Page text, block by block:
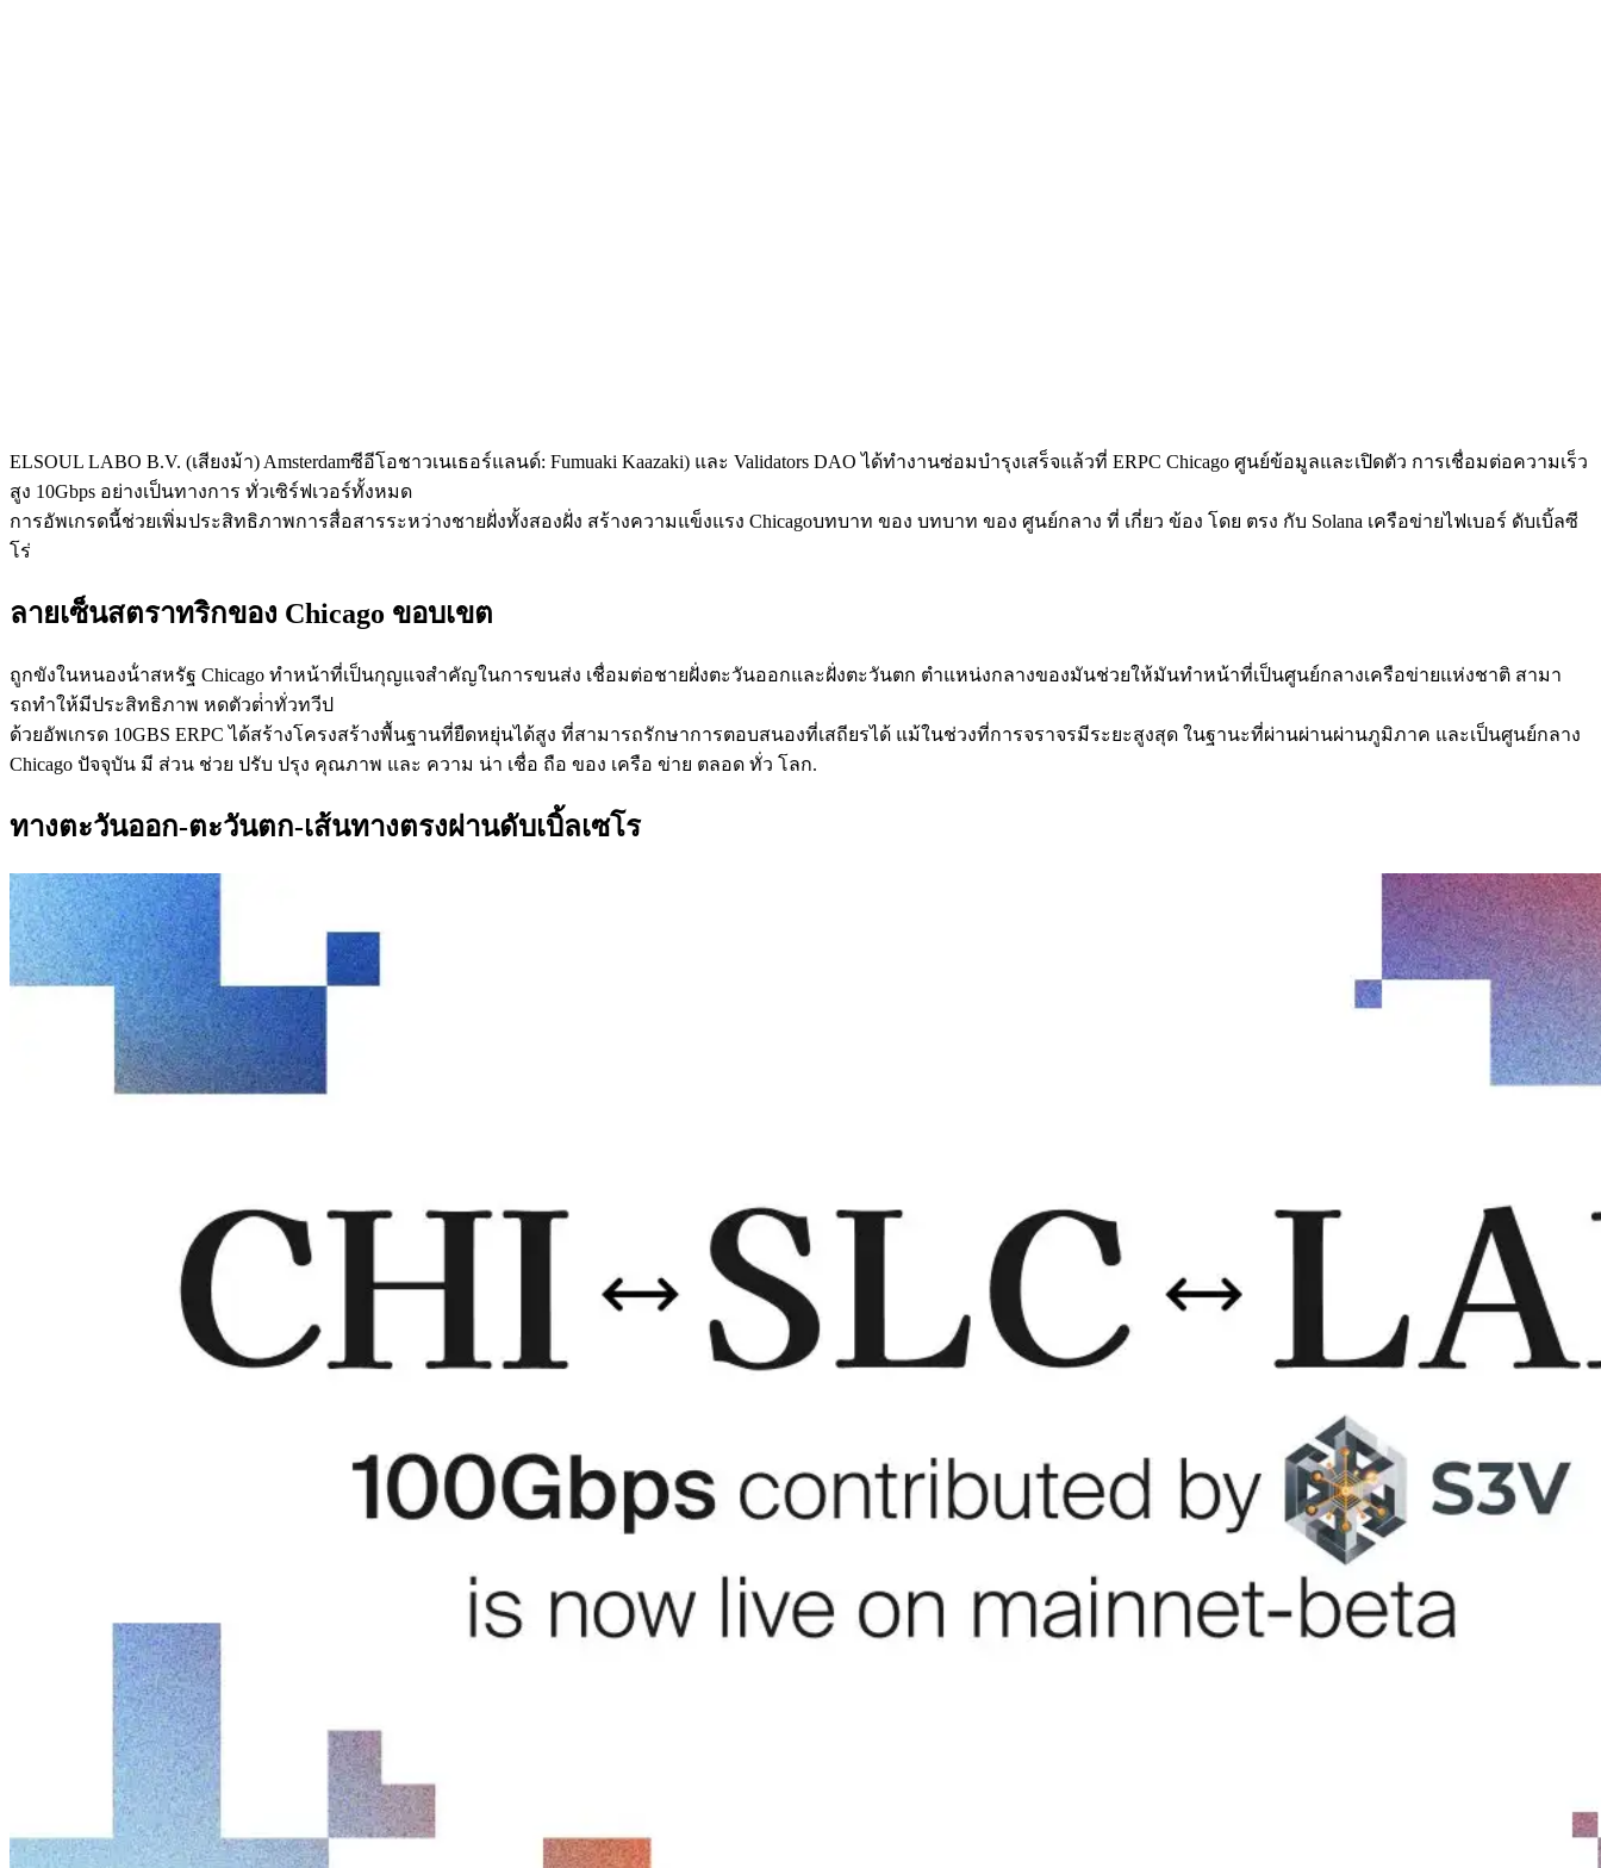
ELSOUL LABO B.V. (เสียงม้า) Amsterdamซีอีโอชาวเนเธอร์แลนด์: Fumuaki Kaazaki) และ Validators DAO ได้ทํางานซ่อมบํารุงเสร็จแล้วที่ ERPC Chicago ศูนย์ข้อมูลและเปิดตัว การเชื่อมต่อความเร็ว
สูง 10Gbps อย่างเป็นทางการ ทั่วเซิร์ฟเวอร์ทั้งหมด
การอัพเกรดนี้ช่วยเพิ่มประสิทธิภาพการสื่อสารระหว่างชายฝั่งทั้งสองฝั่ง สร้างความแข็งแรง Chicagoบทบาท ของ บทบาท ของ ศูนย์กลาง ที่ เกี่ยว ข้อง โดย ตรง กับ Solana เครือข่ายไฟเบอร์ ดับเบิ้ลซี
โร่
ลายเซ็นสตราทริกของ Chicago ขอบเขต
ถูกขังในหนองน้ําสหรัฐ Chicago ทําหน้าที่เป็นกุญแจสําคัญในการขนส่ง เชื่อมต่อชายฝั่งตะวันออกและฝั่งตะวันตก ตําแหน่งกลางของมันช่วยให้มันทําหน้าที่เป็นศูนย์กลางเครือข่ายแห่งชาติ สามา
รถทําให้มีประสิทธิภาพ หดตัวต่ําทั่วทวีป
ด้วยอัพเกรด 10GBS ERPC ได้สร้างโครงสร้างพื้นฐานที่ยืดหยุ่นได้สูง ที่สามารถรักษาการตอบสนองที่เสถียรได้ แม้ในช่วงที่การจราจรมีระยะสูงสุด ในฐานะที่ผ่านผ่านผ่านภูมิภาค และเป็นศูนย์กลาง
Chicago ปัจจุบัน มี ส่วน ช่วย ปรับ ปรุง คุณภาพ และ ความ น่า เชื่อ ถือ ของ เครือ ข่าย ตลอด ทั่ว โลก.
ทางตะวันออก-ตะวันตก-เส้นทางตรงผ่านดับเบิ้ลเซโร